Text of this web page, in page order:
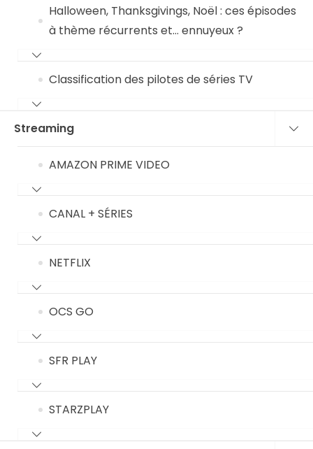
Halloween, Thanksgivings, Noël : ces épisodes
à thème récurrents et… ennuyeux ?
Classification des pilotes de séries TV
Streaming
AMAZON PRIME VIDEO
CANAL + SÉRIES
NETFLIX
OCS GO
SFR PLAY
STARZPLAY